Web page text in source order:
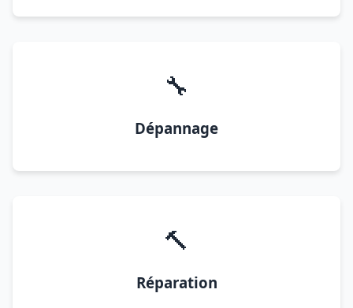
🔧
Dépannage
🔨
Réparation